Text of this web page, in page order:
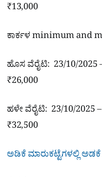
₹13,000
ಕಾರ್ಕಳ minimum and
ಹೊಸ ವೆರೈಟಿ: 23/10/2025
₹26,000
ಹಳೇ ವೆರೈಟಿ: 23/10/2025
₹32,500
ಅಡಿಕೆ ಮಾರುಕಟ್ಟೆಗಳಲ್ಲಿ ಅಡಕೆ